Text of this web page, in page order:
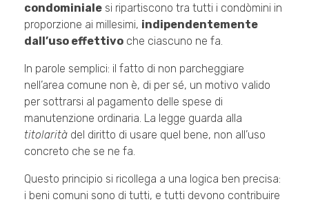
condominiale si ripartiscono tra tutti i condòmini in
proporzione ai millesimi, indipendentemente
dall’uso effettivo che ciascuno ne fa.
In parole semplici: il fatto di non parcheggiare
nell’area comune non è, di per sé, un motivo valido
per sottrarsi al pagamento delle spese di
manutenzione ordinaria. La legge guarda alla
titolarità del diritto di usare quel bene, non all’uso
concreto che se ne fa.
Questo principio si ricollega a una logica ben precisa:
i beni comuni sono di tutti, e tutti devono contribuire